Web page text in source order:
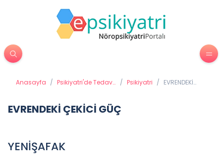
Anasayfa / Psikiyatri'de Tedavi
/ Psikiyatri / EVRENDEKİ
EVRENDEKİ ÇEKİCİ GÜÇ
YENİŞAFAK